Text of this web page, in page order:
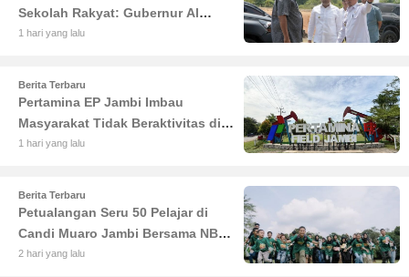
Sekolah Rakyat: Gubernur Al
Haris Tekankan Sinergi
1 hari yang lalu
Berita Terbaru
Pertamina EP Jambi Imbau
Masyarakat Tidak Beraktivitas di
Atas Jalur Pipa Migas Demi
1 hari yang lalu
Berita Terbaru
Petualangan Seru 50 Pelajar di
Candi Muaro Jambi Bersama NBT
Coal Group
2 hari yang lalu